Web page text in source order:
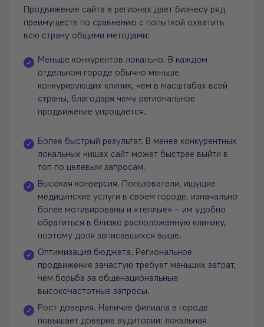
Продвижение сайта в регионах дает бизнесу ряд
преимуществ по сравнению с попыткой охватить
всю страну общими методами:
Меньше конкурентов локально. В каждом
отдельном городе обычно меньше
конкурирующих клиник, чем в масштабах всей
страны, благодаря чему региональное
продвижение упрощается.
Более быстрый результат. В менее конкурентных
локальных нишах сайт может быстрее выйти в
топ по целевым запросам.
Высокая конверсия. Пользователи, ищущие
медицинские услуги в своем городе, изначально
более мотивированы и «теплые» – им удобно
обратиться в близко расположенную клинику,
поэтому доля записавшихся выше.
Оптимизация бюджета. Региональное
продвижение зачастую требует меньших затрат,
чем борьба за общенациональные
высокочастотные запросы.
Рост доверия. Наличие филиала в городе
повышает доверие аудитории: локальная